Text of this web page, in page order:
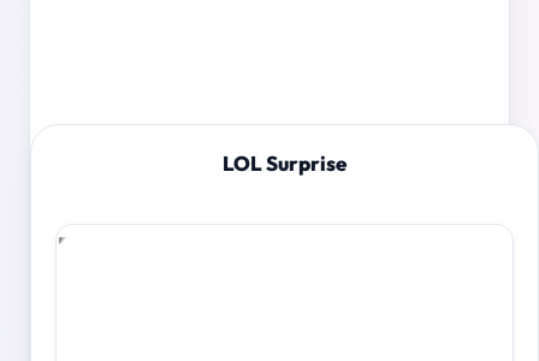
LOL Surprise